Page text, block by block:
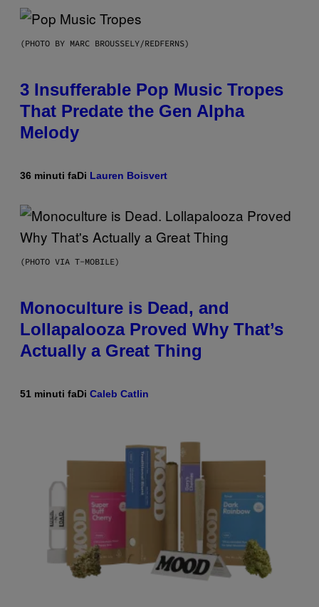
(PHOTO BY MARC BROUSSELY/REDFERNS)
3 Insufferable Pop Music Tropes
That Predate the Gen Alpha
Melody
36 minuti faDi Lauren Boisvert
(PHOTO VIA T-MOBILE)
Monoculture is Dead, and
Lollapalooza Proved Why That’s
Actually a Great Thing
51 minuti faDi Caleb Catlin